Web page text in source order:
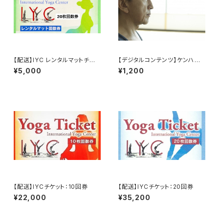
【配送】IYC レンタルマットチケッ
ト：20回券
¥5,000
【デジタルコンテンツ】ケンハラ
クマ早朝マイソールドロップイン
¥1,200
【配送】IYCチケット：10回券
¥22,000
【配送】IYCチケット：20回券
¥35,200